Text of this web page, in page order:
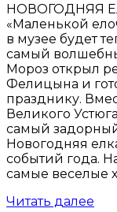
НОВОГОДНЯЯ
«Маленькой
в музее будет
самый
Мороз открыл
Фелицына и
празднику.
Великого
самый
Новогодняя
событий года.
самые веселые
Читать далее